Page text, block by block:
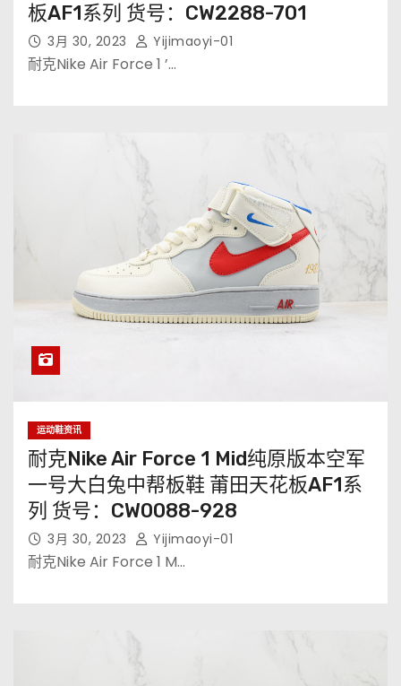
板AF1系列 货号：CW2288-701
3月 30, 2023 Yijimaoyi-01
耐克Nike Air Force 1 ’…
运动鞋资讯
耐克Nike Air Force 1 Mid纯原版本空军
一号大白兔中帮板鞋 莆田天花板AF1系
列 货号：CW0088-928
3月 30, 2023 Yijimaoyi-01
耐克Nike Air Force 1 M…